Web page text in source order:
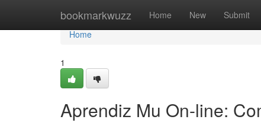
bookmarkwuzz Home New Submit
Home
Home
1
Aprendiz Mu On-line: